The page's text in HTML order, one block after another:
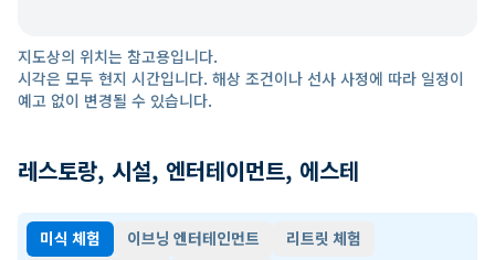
지도상의 위치는 참고용입니다.
시각은 모두 현지 시간입니다. 해상 조건이나 선사 사정에 따라 일정이
예고 없이 변경될 수 있습니다.
레스토랑, 시설, 엔터테이먼트, 에스테
미식 체험 이브닝 엔터테인먼트
리트릿 체험